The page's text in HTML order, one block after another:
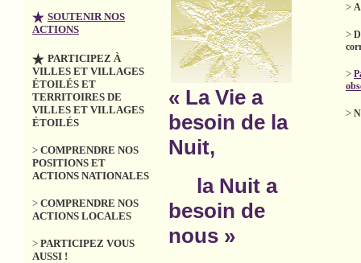
SOUTENIR NOS
ACTIONS
PARTICIPEZ À
VILLES ET VILLAGES
ÉTOILÉS ET
TERRITOIRES DE
VILLES ET VILLAGES
ÉTOILÉS
> COMPRENDRE NOS
POSITIONS ET
ACTIONS NATIONALES
> COMPRENDRE NOS
ACTIONS LOCALES
> PARTICIPEZ VOUS
AUSSI !
« La Vie a
besoin de la
Nuit,
la Nuit a
besoin de
nous »
>
>
>
>